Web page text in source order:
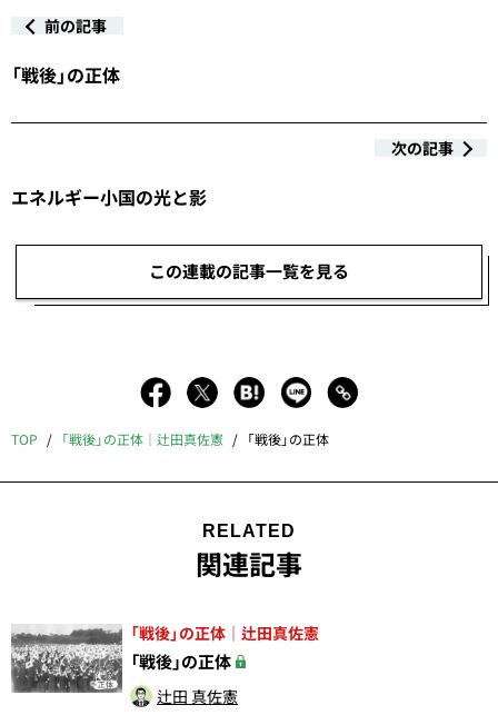
前の記事
「戦後」の正体
次の記事
エネルギー小国の光と影
この連載の記事一覧を見る
TOP 「戦後」の正体｜辻田真佐憲 「戦後」の正体
RELATED
関連記事
「戦後」の正体｜辻田真佐憲
「戦後」の正体
辻田 真佐憲